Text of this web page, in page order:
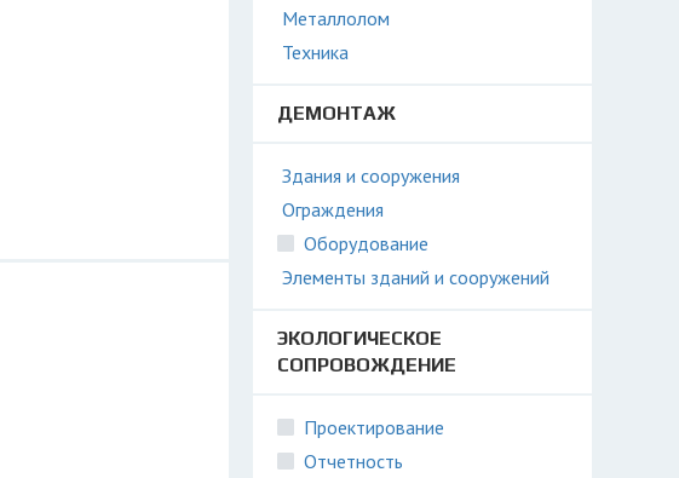
Металлолом
Техника
ДЕМОНТАЖ
Здания и сооружения
Ограждения
Оборудование
Элементы зданий и сооружений
ЭКОЛОГИЧЕСКОЕ
СОПРОВОЖДЕНИЕ
Проектирование
Отчетность